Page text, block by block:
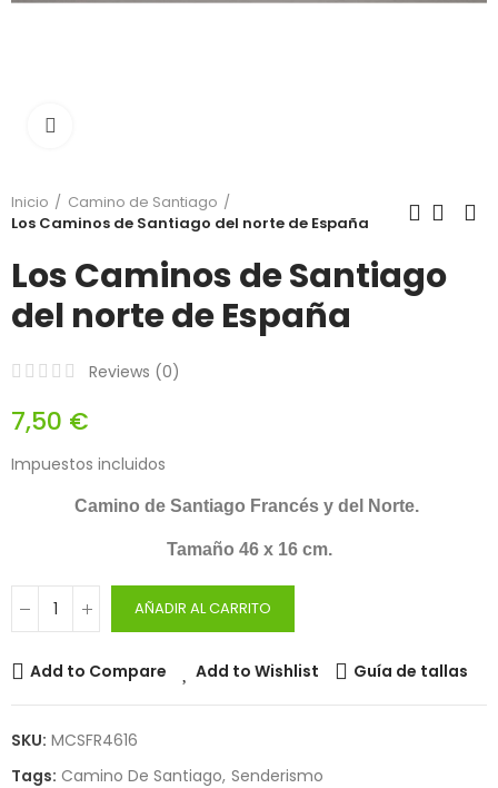
Inicio
Camino de Santiago
Los Caminos de Santiago del norte de España
Los Caminos de Santiago
del norte de España
Reviews (0)
7,50 €
Impuestos incluidos
Camino de Santiago Francés y del Norte.
Tamaño 46 x 16 cm.
AÑADIR AL CARRITO
Add to Compare Add to Wishlist Guía de tallas
SKU: MCSFR4616
Tags: Camino De Santiago Senderismo